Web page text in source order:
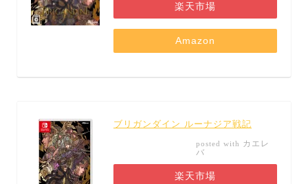
楽天市場
Amazon
ブリガンダイン ルーナジア戦記
posted with カエレ
バ
楽天市場